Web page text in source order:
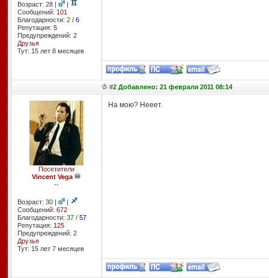
Возраст: 28 |
|
Сообщений: 101
Благодарности: 2/ 6
Репутация: 5
Предупреждений: 2
Друзья
Тут: 15 лет 8 месяцев
#2 Добавлено: 21 февраля 2011 08:14
Посетители
Vincent Vega
--
Возраст: 30 |
|
Сообщений: 672
Благодарности: 37/ 57
Репутация: 125
Предупреждений: 2
Друзья
Тут: 15 лет 7 месяцев
На мою? Нееет.